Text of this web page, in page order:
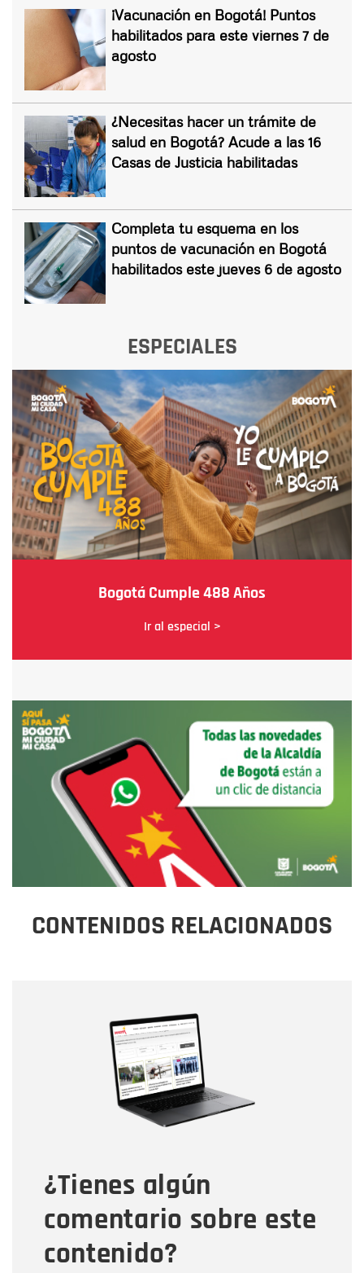
¡Vacunación en Bogotá! Puntos
habilitados para este viernes 7 de
agosto
¿Necesitas hacer un trámite de
salud en Bogotá? Acude a las 16
Casas de Justicia habilitadas
Completa tu esquema en los
puntos de vacunación en Bogotá
habilitados este jueves 6 de agosto
ESPECIALES
Bogotá Cumple 488 Años
Ir al especial >
CONTENIDOS RELACIONADOS
¿Tienes algún
comentario sobre este
contenido?
Correo electrónico
Tipo de comentario
Mensaje